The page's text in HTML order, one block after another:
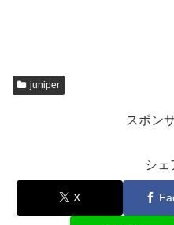
juniper
スポン
シェ
X